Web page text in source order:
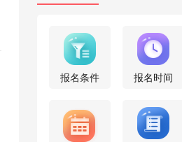
报名条件 报名时间